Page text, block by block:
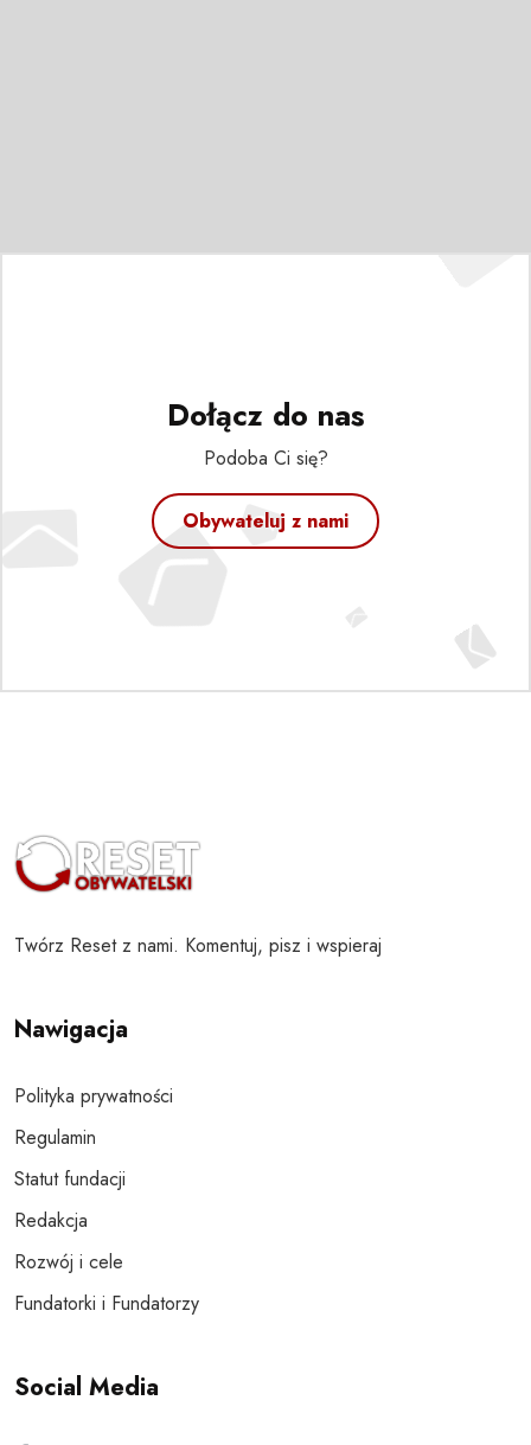
Dołącz do nas
Podoba Ci się?
Obywateluj z nami
Twórz Reset z nami. Komentuj, pisz i wspieraj
Nawigacja
Polityka prywatności
Regulamin
Statut fundacji
Redakcja
Rozwój i cele
Fundatorki i Fundatorzy
Social Media